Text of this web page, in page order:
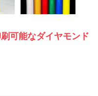
可能なダイヤモンド